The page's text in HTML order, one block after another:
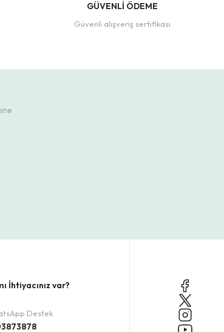
GÜVENLİ ÖDEME
Güvenli alışveriş sertifikası
İhtiyacınız var?
Destek